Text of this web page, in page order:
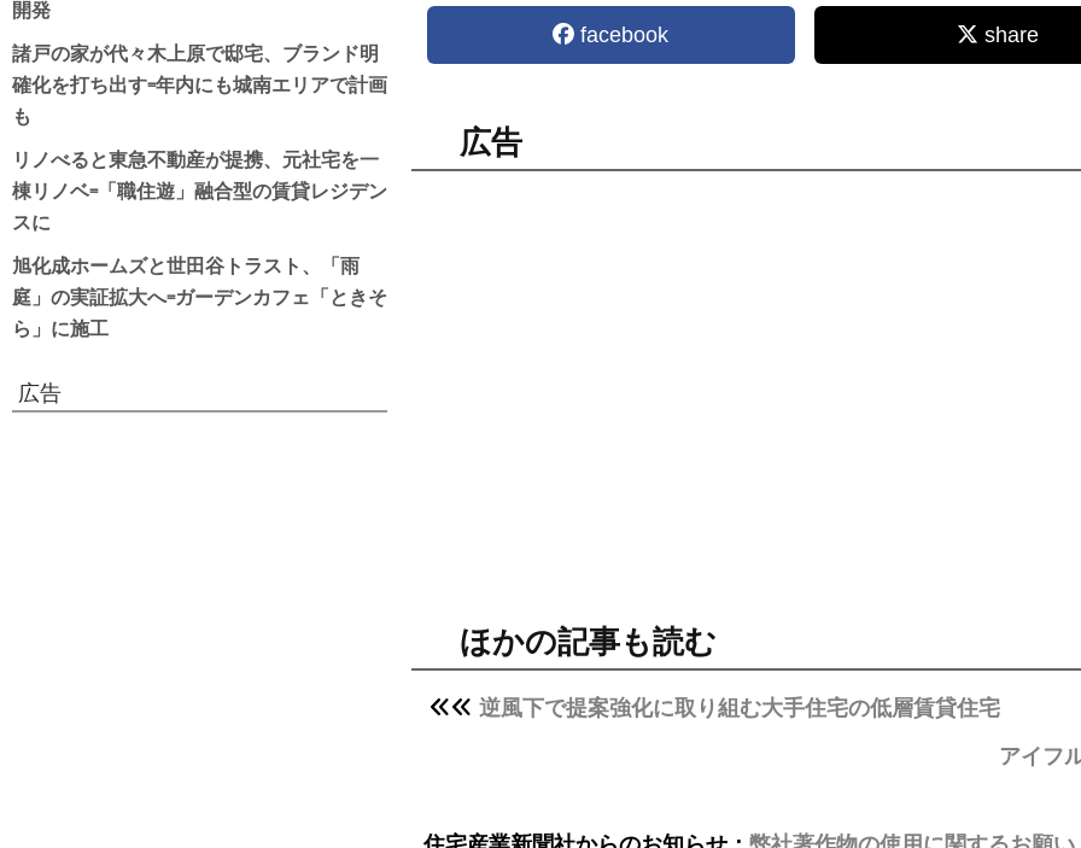
facebook share
広告
ほかの記事も読む
逆風下で提案強化に取り組む大手住宅の低層賃貸住宅
アイフ
開発
諸戸の家が代々木上原で邸宅、ブランド明
確化を打ち出す=年内にも城南エリアで計画
も
リノべると東急不動産が提携、元社宅を一
棟リノベ=「職住遊」融合型の賃貸レジデン
スに
旭化成ホームズと世田谷トラスト、「雨
庭」の実証拡大へ=ガーデンカフェ「ときそ
ら」に施工
広告